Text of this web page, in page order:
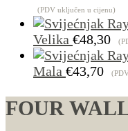
(PDV uključen u cijenu)
Velika €48,30
Mala €43,70
FOUR